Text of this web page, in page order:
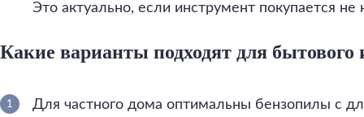
Это актуально, если инструмент покупается не
Какие варианты подходят для бытового
Для частного дома оптимальны бензопилы с